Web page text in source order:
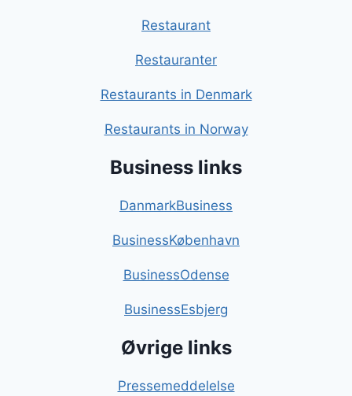
Restaurant
Restauranter
Restaurants in Denmark
Restaurants in Norway
Business links
DanmarkBusiness
BusinessKøbenhavn
BusinessOdense
BusinessEsbjerg
Øvrige links
Pressemeddelelse